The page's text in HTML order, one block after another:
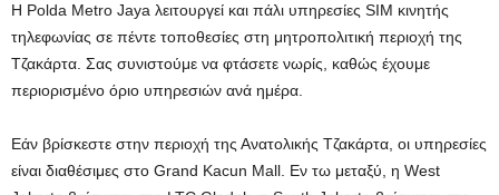
Η Polda Metro Jaya λειτουργεί και πάλι υπηρεσίες SIM κινητής
τηλεφωνίας σε πέντε τοποθεσίες στη μητροπολιτική περιοχή της
Τζακάρτα. Σας συνιστούμε να φτάσετε νωρίς, καθώς έχουμε
περιορισμένο όριο υπηρεσιών ανά ημέρα.
Εάν βρίσκεστε στην περιοχή της Ανατολικής Τζακάρτα, οι υπηρεσίες
είναι διαθέσιμες στο Grand Kacun Mall. Εν τω μεταξύ, η West